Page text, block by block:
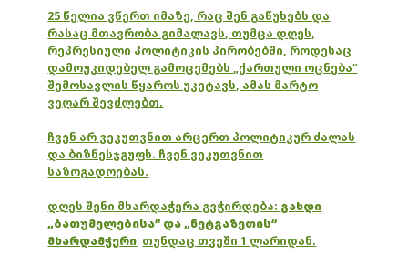
25 წელია ვწერთ იმაზე, რაც შენ გაწუხებს და
რასაც მთავრობა გიმალავს, თუმცა დღეს,
რეპრესიული პოლიტიკის პირობებში, როდესაც
დამოუკიდებელ გამოცემებს „ქართული ოცნება“
შემოსავლის წყაროს უკეტავს, ამას მარტო
ვეღარ შევძლებთ.
ჩვენ არ ვეკუთვნით არცერთ პოლიტიკურ ძალას
და ბიზნესჯგუფს. ჩვენ ვეკუთვნით
საზოგადოებას.
დღეს შენი მხარდაჭერა გვჭირდება: გახდი
„ბათუმელებისა“ და „ნეტგაზეთის“
მხარდამჭერი, თუნდაც თვეში 1 ლარიდან.